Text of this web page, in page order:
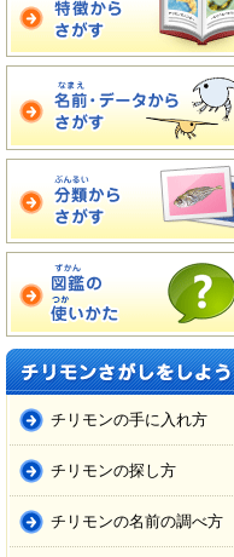
チリモンの手に入れ方
チリモンの探し方
チリモンの名前の調べ方